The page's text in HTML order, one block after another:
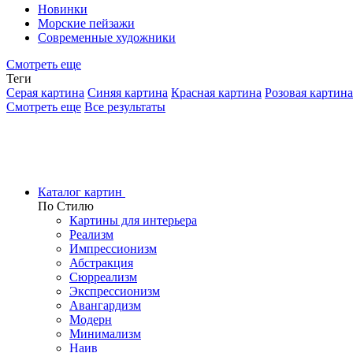
Новинки
Морские пейзажи
Современные художники
Смотреть еще
Теги
Серая картина Синяя картина Красная картина Розовая картина
Смотреть еще Все результаты
Каталог картин
По Стилю
Картины для интерьера
Реализм
Импрессионизм
Абстракция
Сюрреализм
Экспрессионизм
Авангардизм
Модерн
Минимализм
Наив